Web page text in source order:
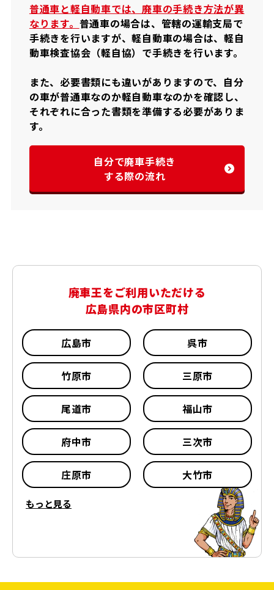
普通車と軽自動車では、廃車の手続き方法が異
なります。 普通車の場合は、管轄の運輸支局で
手続きを行いますが、軽自動車の場合は、軽自
動車検査協会（軽自協）で手続きを行います。
また、必要書類にも違いがありますので、自分
の車が普通車なのか軽自動車なのかを確認し、
それぞれに合った書類を準備する必要がありま
す。
自分で廃車手続き
する際の流れ
廃車王をご利用いただける
広島県内の市区町村
広島市 呉市
竹原市 三原市
尾道市 福山市
府中市 三次市
庄原市 大竹市
東広島市 廿日市市
江田島市
もっと見る